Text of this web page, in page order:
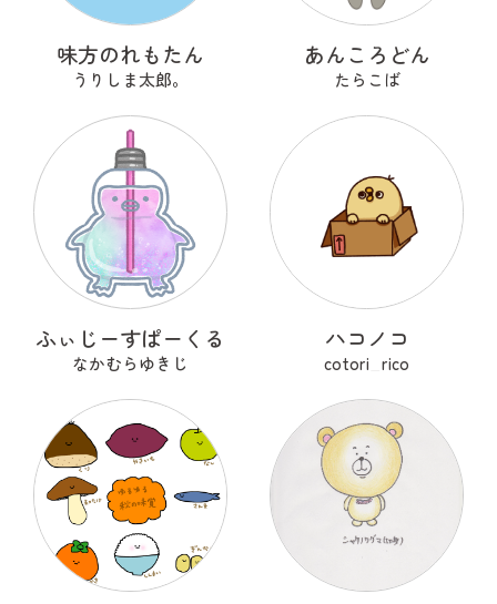
味方のれもたん
うりしま太郎。
あんころどん
たらこば
ふぃじーすぱーくる
なかむらゆきじ
ハコノコ
cotori_rico